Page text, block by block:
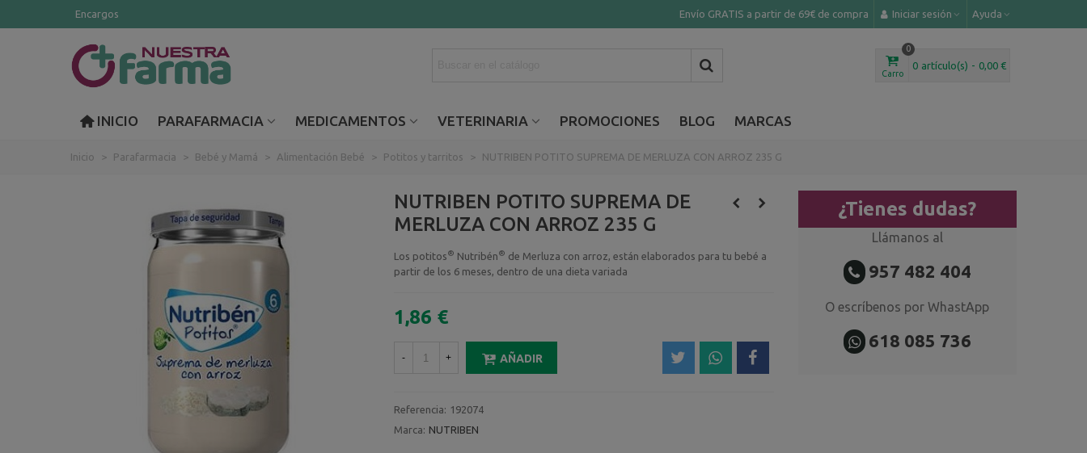
Encargos Envío GRATIS a partir de 69€ de compra Iniciar sesión Ayuda
Carro
0
0 artículo(s) - 0,00 €
INICIO PARAFARMACIA MEDICAMENTOS VETERINARIA PROMOCIONES BLOG MARCAS
Inicio > Parafarmacia > Bebé y Mamá > Alimentación Bebé > Potitos y tarritos > NUTRIBEN POTITO SUPREMA DE MERLUZA CON ARROZ 235 G
NUTRIBEN POTITO SUPREMA DE
MERLUZA CON ARROZ 235 G
Los potitos® Nutribén® de Merluza con arroz, están elaborados para tu bebé a
partir de los 6 meses, dentro de una dieta variada
1,86 €
- + AÑADIR
Referencia: 192074
Marca: NUTRIBEN
¿Tienes dudas?
Llámanos al
957 482 404
O escríbenos por WhastApp
618 085 736